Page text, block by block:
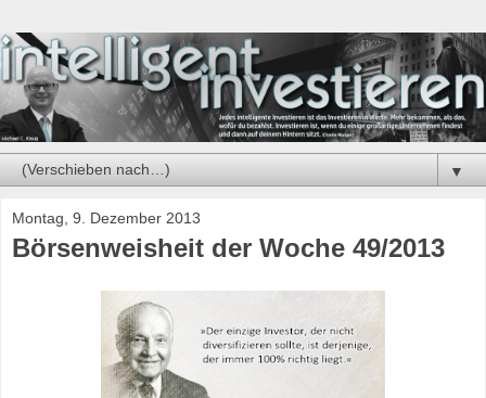
▼
Montag, 9. Dezember 2013
Börsenweisheit der Woche 49/2013